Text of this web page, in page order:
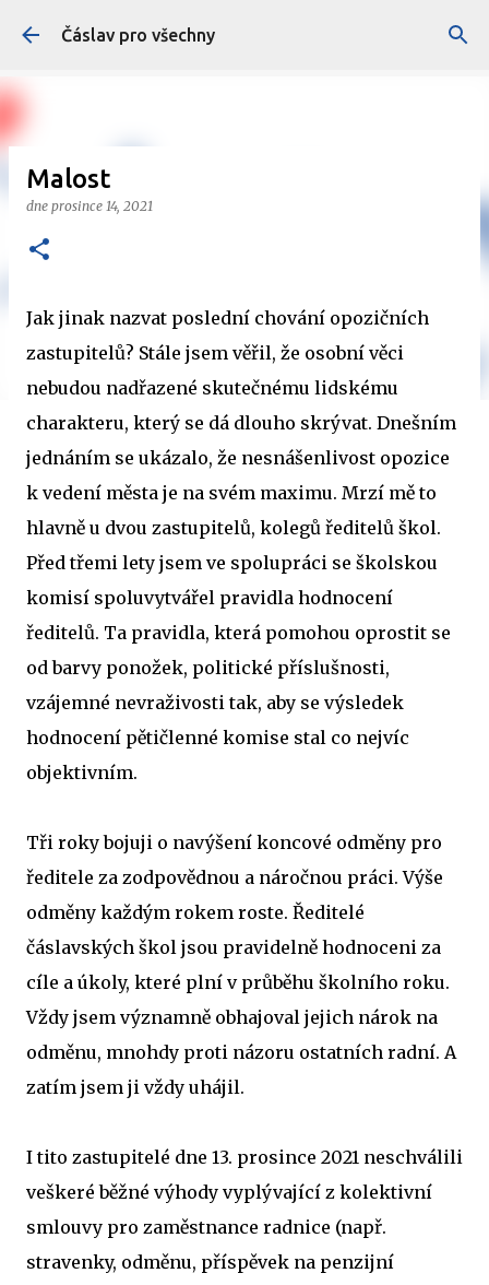
Přeskočit na hlavní obsah
Čáslav pro všechny
Malost
dne prosince 14, 2021
Jak jinak nazvat poslední chování opozičních
zastupitelů? Stále jsem věřil, že osobní věci
nebudou nadřazené skutečnému lidskému
charakteru, který se dá dlouho skrývat. Dnešním
jednáním se ukázalo, že nesnášenlivost opozice
k vedení města je na svém maximu. Mrzí mě to
hlavně u dvou zastupitelů, kolegů ředitelů škol.
Před třemi lety jsem ve spolupráci se školskou
komisí spoluvytvářel pravidla hodnocení
ředitelů. Ta pravidla, která pomohou oprostit se
od barvy ponožek, politické příslušnosti,
vzájemné nevraživosti tak, aby se výsledek
hodnocení pětičlenné komise stal co nejvíc
objektivním.
Tři roky bojuji o navýšení koncové odměny pro
ředitele za zodpovědnou a náročnou práci. Výše
odměny každým rokem roste. Ředitelé
čáslavských škol jsou pravidelně hodnoceni za
cíle a úkoly, které plní v průběhu školního roku.
Vždy jsem významně obhajoval jejich nárok na
odměnu, mnohdy proti názoru ostatních radní. A
zatím jsem ji vždy uhájil.
I tito zastupitelé dne 13. prosince 2021 neschválili
veškeré běžné výhody vyplývající z kolektivní
smlouvy pro zaměstnance radnice (např.
stravenky, odměnu, příspěvek na penzijní